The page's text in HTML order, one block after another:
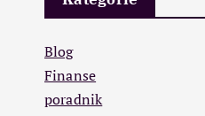
Blog
Finanse
poradnik